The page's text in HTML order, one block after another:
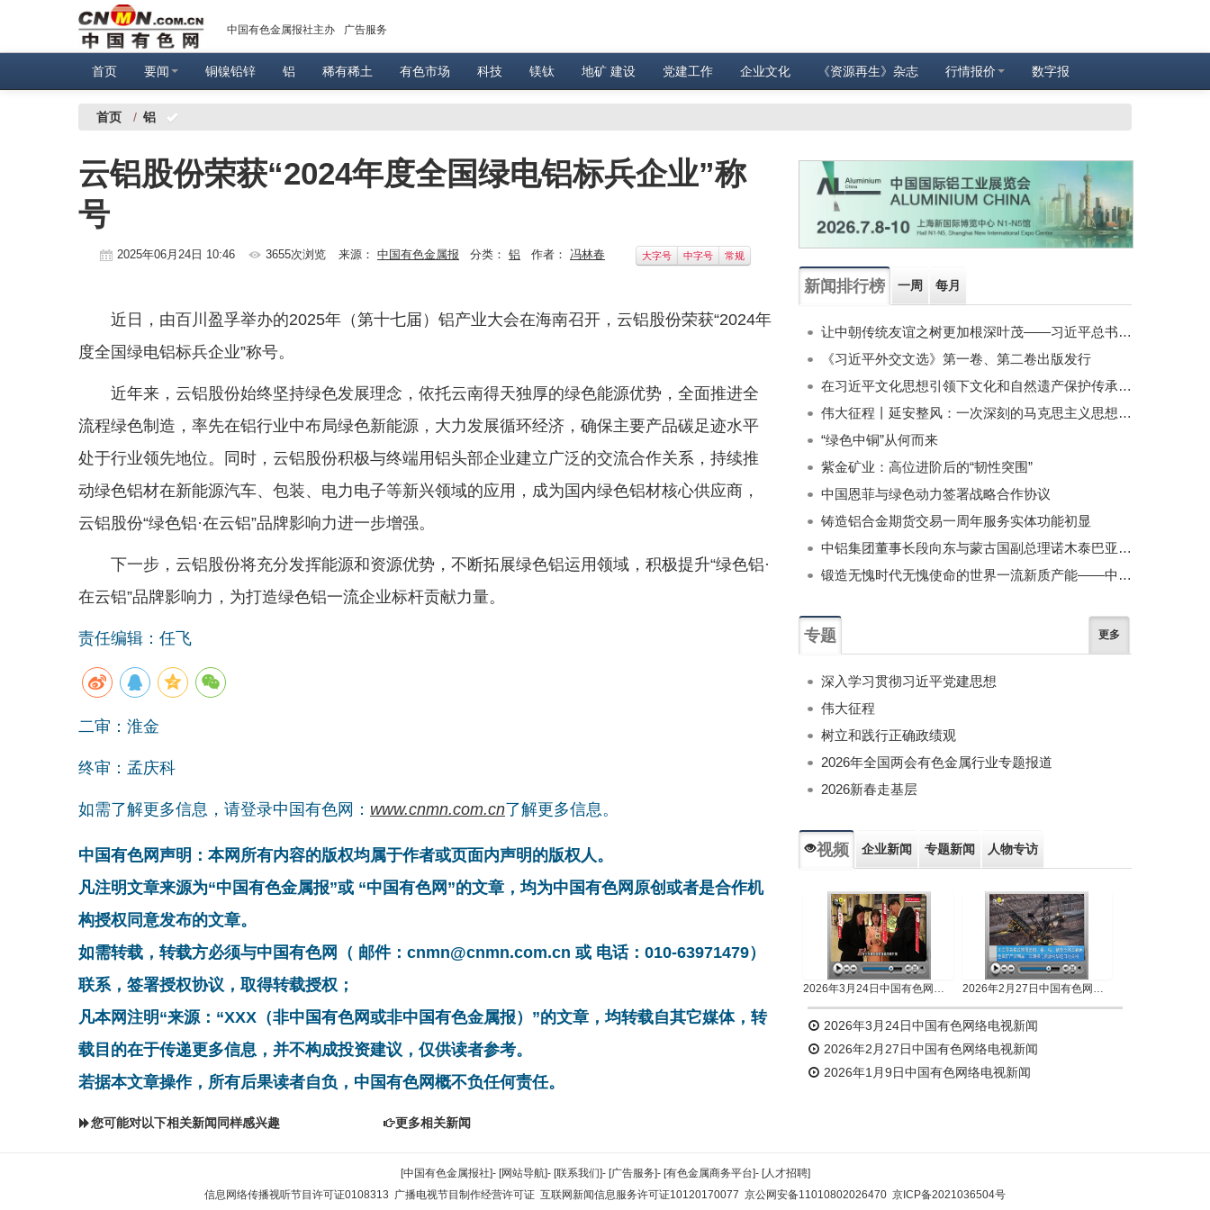
中国有色金属报社主办 广告服务
首页 要闻 铜镍铅锌 铝 稀有稀土 有色市场 科技 镁钛 地矿 建设 党建工作 企业文化 《资源再生》杂志 行情报价 数字报
首页 / 铝
云铝股份荣获“2024年度全国绿电铝标兵企业”称
号
2025年06月24日 10:46 3655次浏览 来源： 中国有色金属报 分类： 铝 作者： 冯林春 大字号 中字号 常规
近日，由百川盈孚举办的2025年（第十七届）铝产业大会在海南召开，云铝股份荣获“2024年
度全国绿电铝标兵企业”称号。
近年来，云铝股份始终坚持绿色发展理念，依托云南得天独厚的绿色能源优势，全面推进全
流程绿色制造，率先在铝行业中布局绿色新能源，大力发展循环经济，确保主要产品碳足迹水平
处于行业领先地位。同时，云铝股份积极与终端用铝头部企业建立广泛的交流合作关系，持续推
动绿色铝材在新能源汽车、包装、电力电子等新兴领域的应用，成为国内绿色铝材核心供应商，
云铝股份“绿色铝·在云铝”品牌影响力进一步增强。
下一步，云铝股份将充分发挥能源和资源优势，不断拓展绿色铝运用领域，积极提升“绿色铝·
在云铝”品牌影响力，为打造绿色铝一流企业标杆贡献力量。
责任编辑：任飞
二审：淮金
终审：孟庆科
如需了解更多信息，请登录中国有色网： www.cnmn.com.cn了解更多信息。
中国有色网声明：本网所有内容的版权均属于作者或页面内声明的版权人。
凡注明文章来源为“中国有色金属报”或 “中国有色网”的文章，均为中国有色网原创或者是合作机
构授权同意发布的文章。
如需转载，转载方必须与中国有色网（ 邮件：cnmn@cnmn.com.cn 或 电话：010-63971479）
联系，签署授权协议，取得转载授权；
凡本网注明“来源：“XXX（非中国有色网或非中国有色金属报）”的文章，均转载自其它媒体，转
载目的在于传递更多信息，并不构成投资建议，仅供读者参考。
若据本文章操作，所有后果读者自负，中国有色网概不负任何责任。
您可能对以下相关新闻同样感兴趣 更多相关新闻
新闻排行榜 一周 每月
让中朝传统友谊之树更加根深叶茂——习近平总书记对朝鲜进行国事访问纪实
《习近平外交文选》第一卷、第二卷出版发行
在习近平文化思想引领下文化和自然遗产保护传承利用工作开创新局面
伟大征程丨延安整风：一次深刻的马克思主义思想教育运动
“绿色中铜”从何而来
紫金矿业：高位进阶后的“韧性突围”
中国恩菲与绿色动力签署战略合作协议
铸造铝合金期货交易一周年服务实体功能初显
中铝集团董事长段向东与蒙古国副总理诺木泰巴亚尔举行会谈
锻造无愧时代无愧使命的世界一流新质产能——中国有色金属工业的战略应对与破局之道（二）
专题 更多
深入学习贯彻习近平党建思想
伟大征程
树立和践行正确政绩观
2026年全国两会有色金属行业专题报道
2026新春走基层
视频 企业新闻 专题新闻 人物专访
2026年3月24日中国有色网络电视新闻 2026年2月27日中国有色网络电视新闻
2026年3月24日中国有色网络电视新闻
2026年2月27日中国有色网络电视新闻
2026年1月9日中国有色网络电视新闻
[中国有色金属报社]- [网站导航]- [联系我们]- [广告服务]- [有色金属商务平台]- [人才招聘]
信息网络传播视听节目许可证0108313 广播电视节目制作经营许可证 互联网新闻信息服务许可证10120170077 京公网安备11010802026470 京ICP备2021036504号